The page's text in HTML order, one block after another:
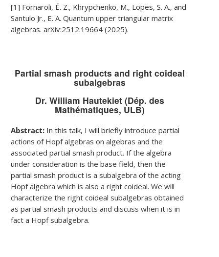
[1] Fornaroli, É. Z., Khrypchenko, M., Lopes, S. A., and
Santulo Jr., E. A. Quantum upper triangular matrix
algebras. arXiv:2512.19664 (2025).
Partial smash products and right coideal
subalgebras
Dr. William Hautekiet (Dép. des
Mathématiques, ULB)
Abstract: In this talk, I will briefly introduce partial
actions of Hopf algebras on algebras and the
associated partial smash product. If the algebra
under consideration is the base field, then the
partial smash product is a subalgebra of the acting
Hopf algebra which is also a right coideal. We will
characterize the right coideal subalgebras obtained
as partial smash products and discuss when it is in
fact a Hopf subalgebra.